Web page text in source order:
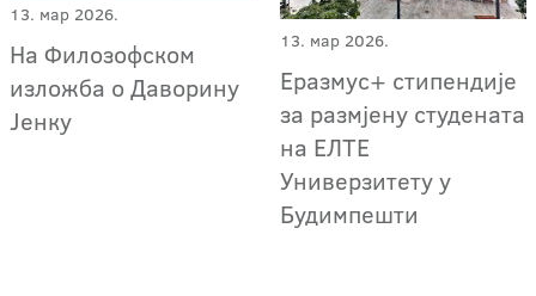
13. мар 2026.
На Филозофском
изложба о Даворину
Јенку
13. мар 2026.
Еразмус+ стипендије
за размјену студената
на ЕЛТЕ
Универзитету у
Будимпешти